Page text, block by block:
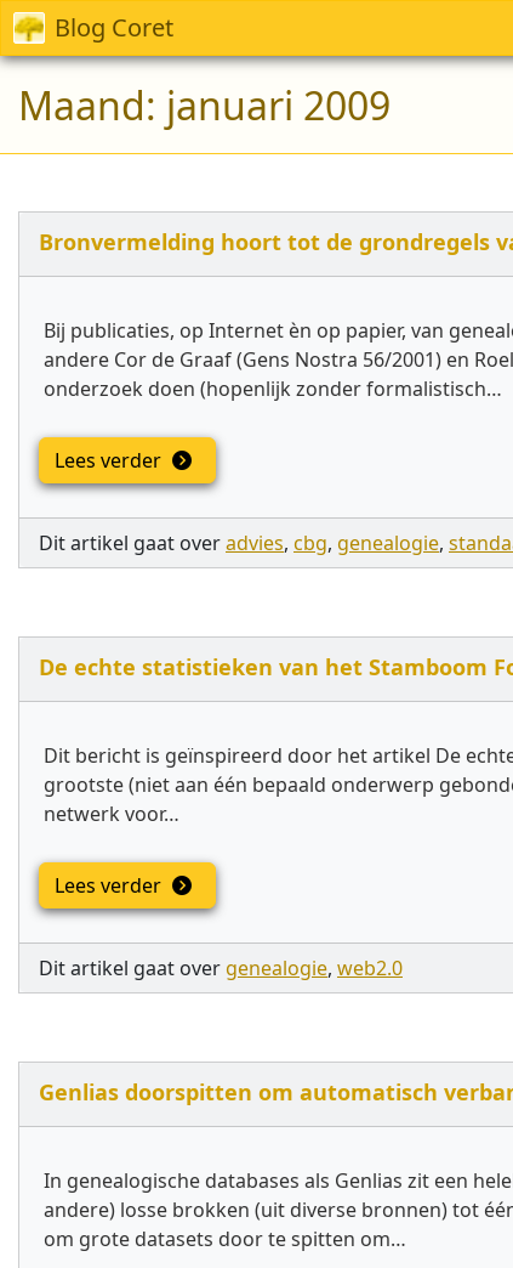
Blog Coret
Maand: januari 2009
Bronvermelding hoort tot de grondregels
Bij publicaties, op Internet èn op papier, van
andere Cor de Graaf (Gens Nostra 56/2001) en
onderzoek doen (hopenlijk zonder formalistisch…
Lees verder
Dit artikel gaat overadvies, cbg, genealogie,
De echte statistieken van het Stamboom
Dit bericht is geïnspireerd door het artikel De
grootste (niet aan één bepaald onderwerp
netwerk voor…
Lees verder
Dit artikel gaat over genealogie, web2.0
Genlias doorspitten om automatisch
In genealogische databases als Genlias zit een
andere) losse brokken (uit diverse bronnen) tot
om grote datasets door te spitten om…